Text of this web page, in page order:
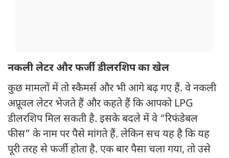
नकली लेटर और फर्जी डीलरशिप का खेल
कुछ मामलों में तो स्कैमर्स और भी आगे बढ़ गए हैं. वे नकली
अप्रूवल लेटर भेजते हैं और कहते हैं कि आपको LPG
डीलरशिप मिल सकती है. इसके बदले में वे “रिफंडेबल
फीस” के नाम पर पैसे मांगते हैं. लेकिन सच यह है कि यह
पूरी तरह से फर्जी होता है. एक बार पैसा चला गया, तो उसे